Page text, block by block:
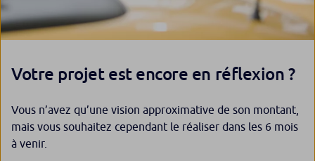
Votre projet est encore en réflexion ?
Vous n’avez qu’une vision approximative de son montant,
mais vous souhaitez cependant le réaliser dans les 6 mois
à venir.